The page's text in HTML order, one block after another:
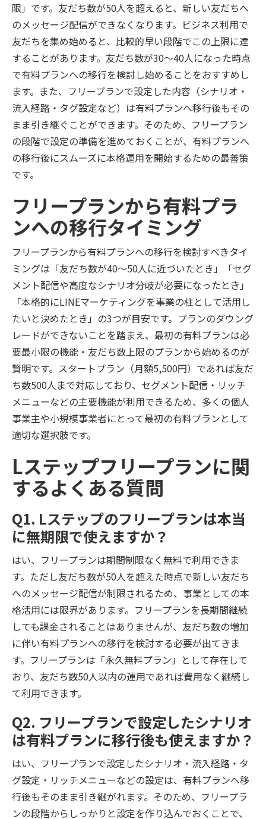
限」です。友だち数が50人を超えると、新しい友だちへ
のメッセージ配信ができなくなります。ビジネス利用で
友だちを集め始めると、比較的早い段階でこの上限に達
することがあります。友だち数が30〜40人になった時点
で有料プランへの移行を検討し始めることをおすすめし
ます。また、フリープランで設定した内容（シナリオ・
流入経路・タグ設定など）は有料プランへ移行後もその
まま引き継ぐことができます。そのため、フリープラン
の段階で設定の準備を進めておくことが、有料プランへ
の移行後にスムーズに本格運用を開始するための最善策
です。
フリープランから有料プラ
ンへの移行タイミング
フリープランから有料プランへの移行を検討すべきタイ
ミングは「友だち数が40〜50人に近づいたとき」「セグ
メント配信や高度なシナリオ分岐が必要になったとき」
「本格的にLINEマーケティングを事業の柱として活用し
たいと決めたとき」の3つが目安です。プランのダウング
レードができないことを踏まえ、最初の有料プランは必
要最小限の機能・友だち数上限のプランから始めるのが
賢明です。スタートプラン（月額5,500円）であれば友だ
ち数500人まで対応しており、セグメント配信・リッチ
メニューなどの主要機能が利用できるため、多くの個人
事業主や小規模事業者にとって最初の有料プランとして
適切な選択肢です。
Lステップフリープランに関
するよくある質問
Q1. Lステップのフリープランは本当
に無期限で使えますか？
はい、フリープランは期間制限なく無料で利用できま
す。ただし友だち数が50人を超えた時点で新しい友だち
へのメッセージ配信が制限されるため、事業としての本
格活用には限界があります。フリープランを長期間継続
しても課金されることはありませんが、友だち数の増加
に伴い有料プランへの移行を検討する必要が出てきま
す。フリープランは「永久無料プラン」として存在して
おり、友だち数50人以内の運用であれば費用なく継続し
て利用できます。
Q2. フリープランで設定したシナリオ
は有料プランに移行後も使えますか？
はい、フリープランで設定したシナリオ・流入経路・タ
グ設定・リッチメニューなどの設定は、有料プランへ移
行後もそのまま引き継がれます。そのため、フリープラ
ンの段階からしっかりと設定を作り込んでおくことで、